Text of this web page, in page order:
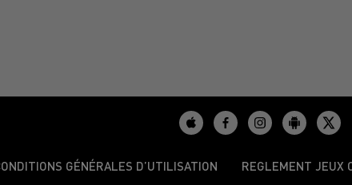
GÉNÉRALES D’UTILISATION REGLEMENT JEUX